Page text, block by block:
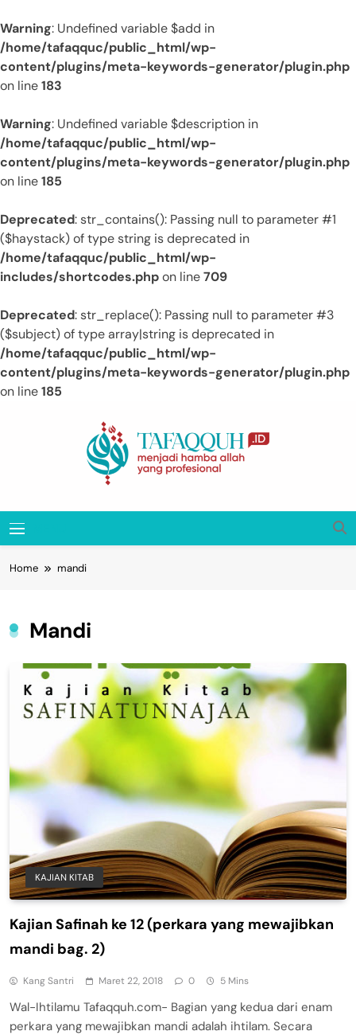
Warning: Undefined variable $add in
/home/tafaqquc/public_html/wp-
content/plugins/meta-keywords-generator/plugin.php
on line183
Warning: Undefined variable $description in
/home/tafaqquc/public_html/wp-
content/plugins/meta-keywords-generator/plugin.php
on line185
Deprecated: str_contains(): Passing null to parameter #1
($haystack) of type string is deprecated in
/home/tafaqquc/public_html/wp-
includes/shortcodes.phpon line709
Deprecated: str_replace(): Passing null to parameter #3
($subject) of type array|string is deprecated in
/home/tafaqquc/public_html/wp-
content/plugins/meta-keywords-generator/plugin.php
on line185
Tafaqquh.ID
Home mandi
Mandi
KAJIAN KITAB
Kajian Safinah ke 12 (perkara yang mewajibkan
mandi bag. 2)
Kang Santri Maret 22, 2018 0 5 Mins
Wal-Ihtilamu Tafaqquh.com- Bagian yang kedua dari enam
perkara yang mewajibkan mandi adalah ihtilam. Secara